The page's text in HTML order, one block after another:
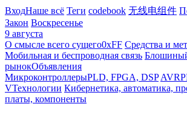
ВходНаше всё Теги codebook 无线电组件
Закон Воскресенье
9 августа
О смысле всего сущего0xFF Средства и
Мобильная и беспроводная связь
рынокОбъявления
МикроконтроллерыPLD, FPGA, DSP AVR
VТехнологии Кибернетика, автоматика,
платы, компоненты